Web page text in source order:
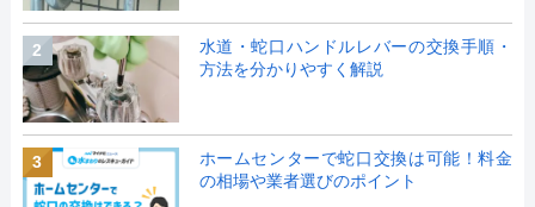
2
水道・蛇口ハンドルレバーの交換手順・
方法を分かりやすく解説
3
ホームセンターで蛇口交換は可能！料金
の相場や業者選びのポイント